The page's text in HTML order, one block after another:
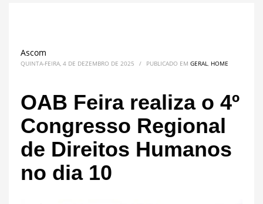
Ascom
QUINTA-FEIRA, 4 DE DEZEMBRO DE 2025 / PUBLICADO EM GERAL, HOME
OAB Feira realiza o 4º
Congresso Regional
de Direitos Humanos
no dia 10